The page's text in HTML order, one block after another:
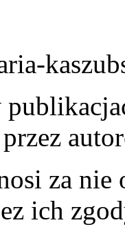
za
ich